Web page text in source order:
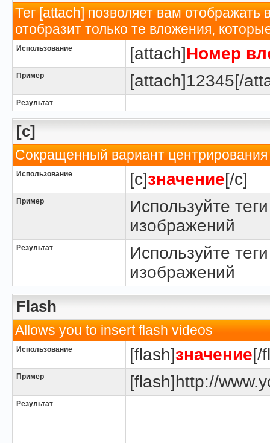
Тег [attach] позволяет вам
отобразит только те вложения,
Использование [attach]Номер
Пример [attach]12345[/
Результат
[c]
Сокращенный вариант центрирования
Использование [c]значение[/c]
Пример
Используйте
изображений
Результат
Используйте
изображений
Flash
Allows you to insert flash videos
Использование [flash]значение[/
Пример [flash]http://
Результат